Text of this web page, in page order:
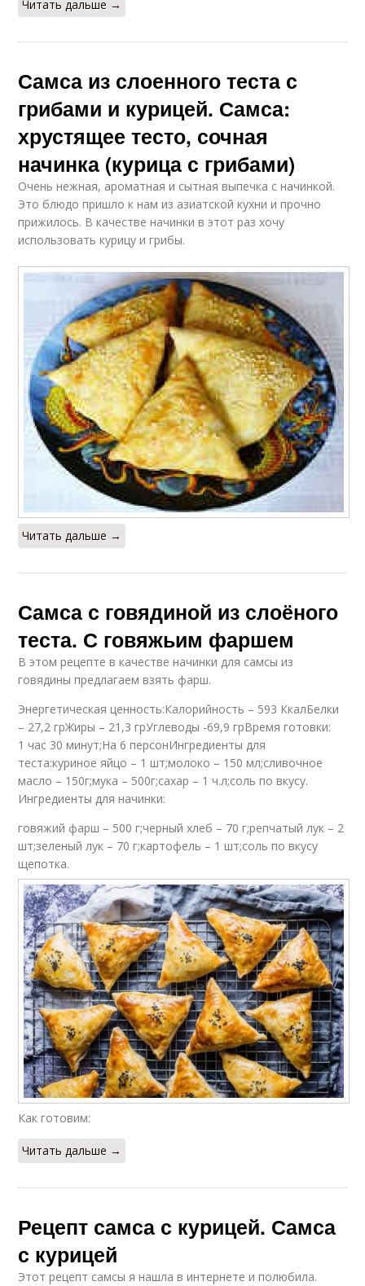
Читать дальше →
Самса из слоенного теста с
грибами и курицей. Самса:
хрустящее тесто, сочная
начинка (курица с грибами)
Очень нежная, ароматная и сытная выпечка с начинкой.
Это блюдо пришло к нам из азиатской кухни и прочно
прижилось. В качестве начинки в этот раз хочу
использовать курицу и грибы.
Читать дальше →
Самса с говядиной из слоёного
теста. С говяжьим фаршем
В этом рецепте в качестве начинки для самсы из
говядины предлагаем взять фарш.
Энергетическая ценность:Калорийность – 593 КкалБелки
– 27,2 грЖиры – 21,3 грУглеводы -69,9 грВремя готовки:
1 час 30 минут;На 6 персонИнгредиенты для
теста:куриное яйцо – 1 шт;молоко – 150 мл;сливочное
масло – 150г;мука – 500г;сахар – 1 ч.л;соль по вкусу.
Ингредиенты для начинки:
говяжий фарш – 500 г;черный хлеб – 70 г;репчатый лук – 2
шт;зеленый лук – 70 г;картофель – 1 шт;соль по вкусу
щепотка.
Как готовим:
Читать дальше →
Рецепт самса с курицей. Самса
с курицей
Этот рецепт самсы я нашла в интернете и полюбила.